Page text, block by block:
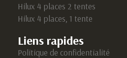
Hilux 4 places 2 tentes
Hilux 4 places, 1 tente
Liens rapides
Politique de confidentialité